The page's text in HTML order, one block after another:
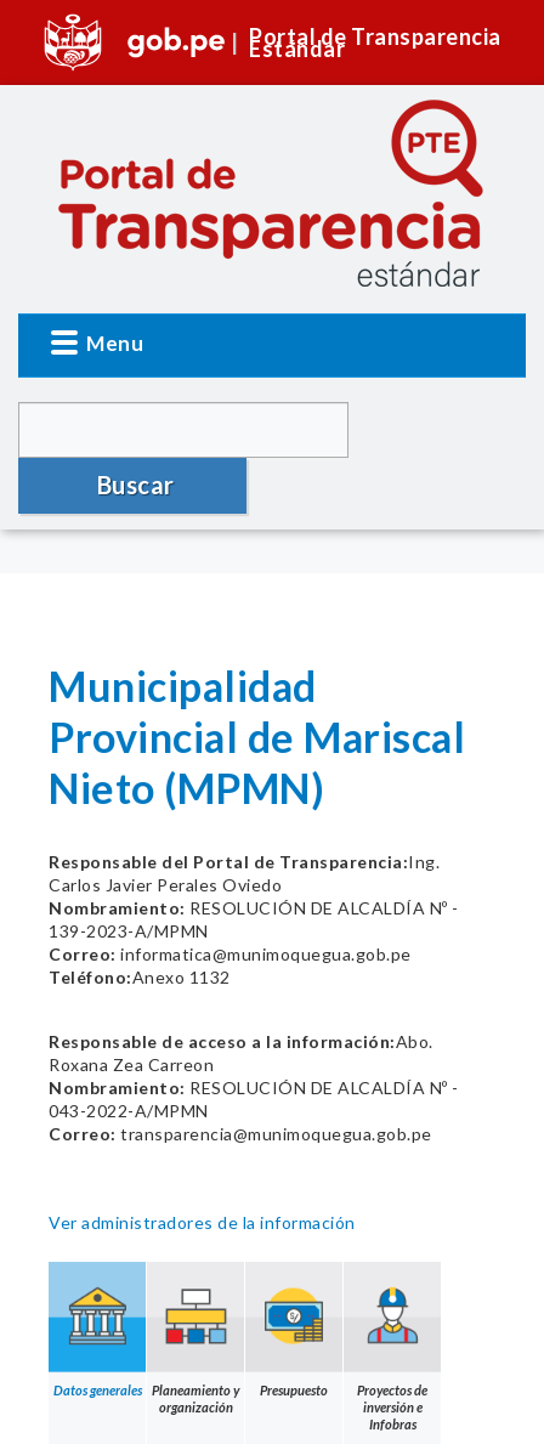
Portal de Transparencia
Estándar
Menu
Buscar
Municipalidad
Provincial de Mariscal
Nieto (MPMN)
Responsable del Portal de Transparencia:Ing.
Carlos Javier Perales Oviedo
Nombramiento: RESOLUCIÓN DE ALCALDÍA Nº -
139-2023-A/MPMN
Correo: informatica@munimoquegua.gob.pe
Teléfono:Anexo 1132
Responsable de acceso a la información:Abo.
Roxana Zea Carreon
Nombramiento: RESOLUCIÓN DE ALCALDÍA Nº -
043-2022-A/MPMN
Correo: transparencia@munimoquegua.gob.pe
Ver administradores de la información
Datos generales
Planeamiento y
organización
Presupuesto
Proyectos de
inversión e
Infobras